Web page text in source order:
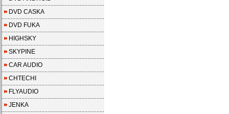
DVD CASKA
DVD FUKA
HIGHSKY
SKYPINE
CAR AUDIO
CHTECHI
FLYAUDIO
JENKA